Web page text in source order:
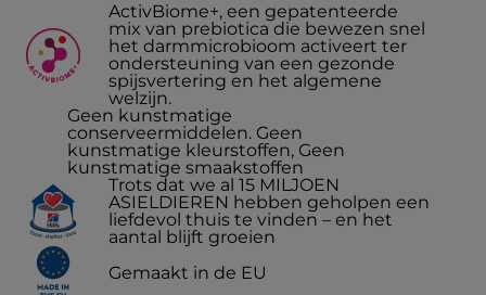
ActivBiome+, een gepatenteerde
mix van prebiotica die bewezen snel
het darmmicrobioom activeert ter
ondersteuning van een gezonde
spijsvertering en het algemene
welzijn.
Geen kunstmatige
conserveermiddelen. Geen
kunstmatige kleurstoffen, Geen
kunstmatige smaakstoffen
Trots dat we al 15 MILJOEN
ASIELDIEREN hebben geholpen een
liefdevol thuis te vinden – en het
aantal blijft groeien
Gemaakt in de EU